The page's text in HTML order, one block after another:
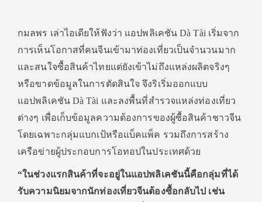
กมลพร เล่าไอเดียให้ฟังว่า แอปพลิเคชัน Dà Tài เริ่มจาก
การเห็นโอกาสที่คนจีนเข้ามาท่องเที่ยวเป็นจำนวนมาก
และสนใจซื้อสินค้าไทยแต่ยังเข้าไม่ถึงแหล่งผลิตจริงๆ
หรือขาดข้อมูลในการตัดสินใจ จึงริเริ่มออกแบบ
แอปพลิเคชัน Dà Tài และลงพื้นที่สำรวจแหล่งท่องเที่ยว
ต่างๆ เพื่อเก็บข้อมูลความต้องการของผู้ซื้อสินค้าชาวจีน
โดยเฉพาะกลุ่มแบกเป้หรือแบ็คแพ็ค รวมถึงการสร้าง
เครือข่ายผู้ประกอบการโอทอปในประเทศด้วย
“ในช่วงแรกสินค้าที่จะอยู่ในแอปพลิเคชันนี้คือกลุ่มที่ได้
รับความนิยมจากนักท่องเที่ยวจีนต้องซื้อกลับไป เช่น